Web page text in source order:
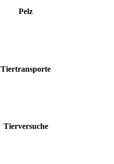
Pelz
Tiertransporte
Tierversuche